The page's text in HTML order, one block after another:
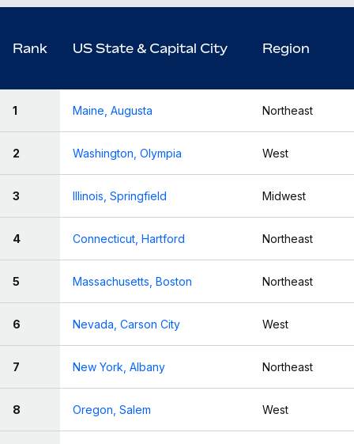
Rank US State & Capital City Region
1 Maine, Augusta Northeast
2 Washington, Olympia West
3 Illinois, Springfield Midwest
4 Connecticut, Hartford Northeast
5 Massachusetts, Boston Northeast
6 Nevada, Carson City West
7 New York, Albany Northeast
8 Oregon, Salem West